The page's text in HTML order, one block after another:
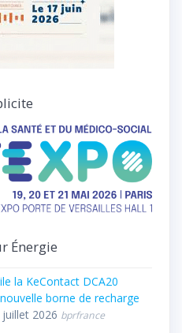
Énergie
la KeContact DCA20
borne de recharge
juillet 2026 bprfrance